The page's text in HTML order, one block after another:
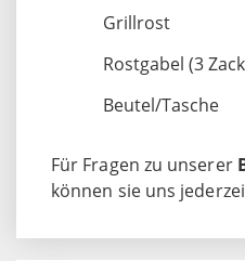
Grillrost
Rostgabel (3
Beutel/Tasche
Für Fragen zu unserer
können sie uns